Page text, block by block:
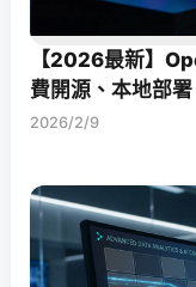
【2026最新】
費開源、本地部
2026/2/9